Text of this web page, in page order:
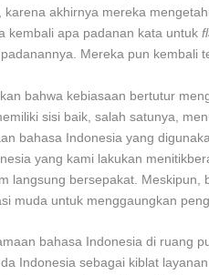
akhirnya mereka
kembali apa padanan kata untuk
Mereka pun kembali
bahwa kebiasaan bertutur
sisi baik, salah satunya,
bahasa Indonesia yang
yang kami lakukan
langsung bersepakat.
muda untuk menggaungkan
bahasa Indonesia di ruang
Indonesia sebagai kiblat